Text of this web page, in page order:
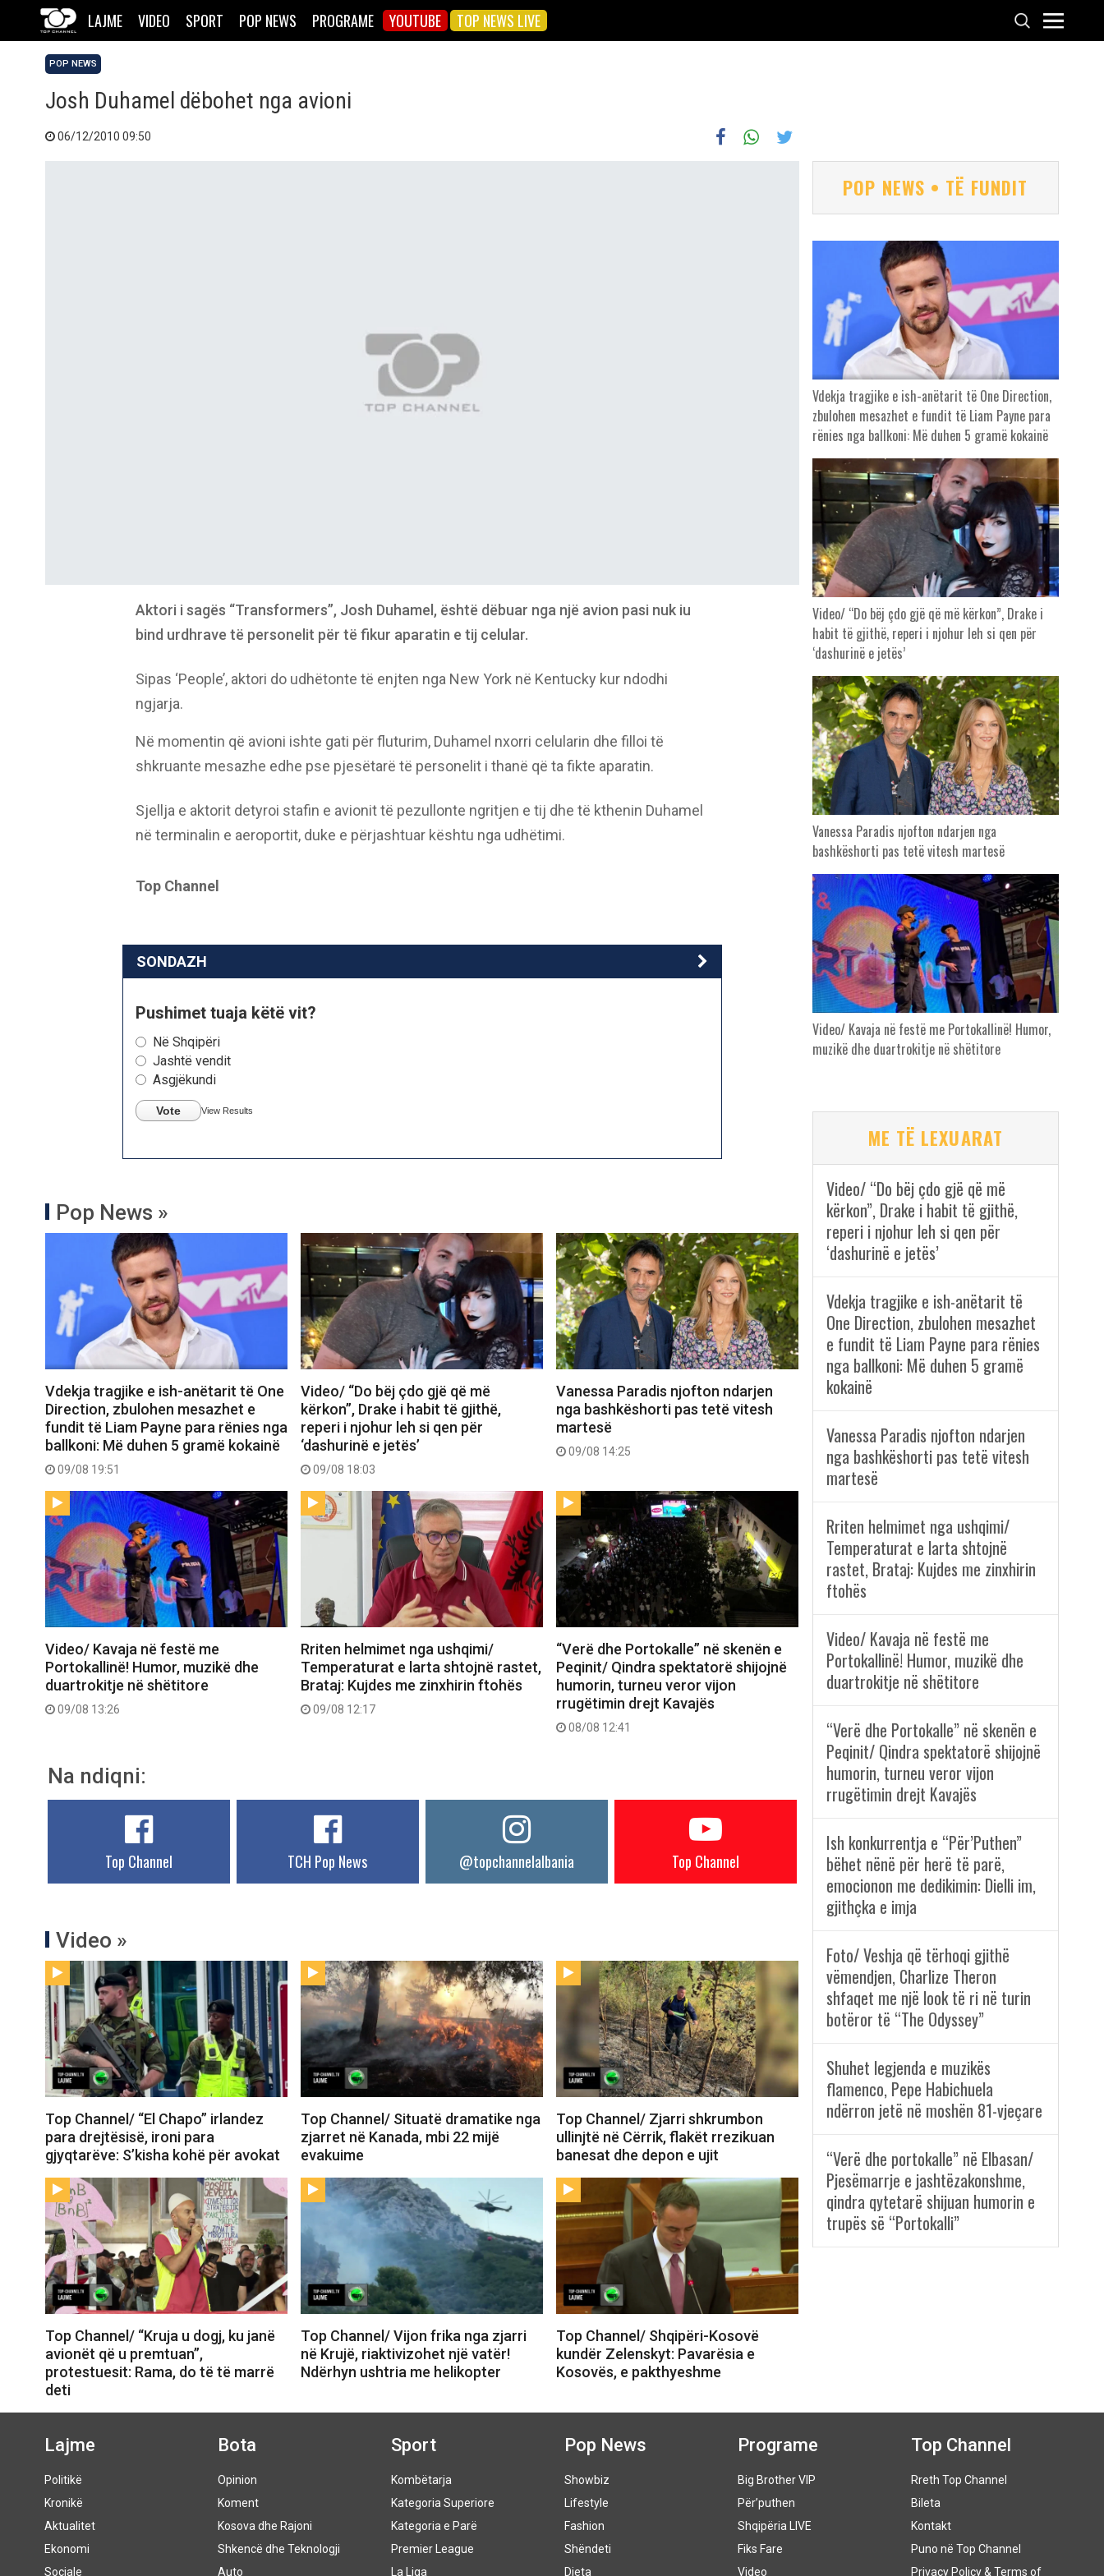
LAJME VIDEO SPORT POP NEWS PROGRAME YOUTUBE TOP NEWS LIVE
POP NEWS
Josh Duhamel dëbohet nga avioni
06/12/2010 09:50
Aktori i sagës “Transformers”, Josh Duhamel, është dëbuar nga një avion pasi nuk iu
bind urdhrave të personelit për të fikur aparatin e tij celular.
Sipas ‘People’, aktori do udhëtonte të enjten nga New York në Kentucky kur ndodhi
ngjarja.
Në momentin që avioni ishte gati për fluturim, Duhamel nxorri celularin dhe filloi të
shkruante mesazhe edhe pse pjesëtarë të personelit i thanë që ta fikte aparatin.
Sjellja e aktorit detyroi stafin e avionit të pezullonte ngritjen e tij dhe të kthenin Duhamel
në terminalin e aeroportit, duke e përjashtuar kështu nga udhëtimi.
Top Channel
SONDAZH
Pushimet tuaja këtë vit?
Në Shqipëri
Jashtë vendit
Asgjëkundi
Vote View Results
Pop News »
Vdekja tragjike e ish-anëtarit të One
Direction, zbulohen mesazhet e
fundit të Liam Payne para rënies nga
ballkoni: Më duhen 5 gramë kokainë
09/08 19:51
Video/ “Do bëj çdo gjë që më
kërkon”, Drake i habit të gjithë,
reperi i njohur leh si qen për
‘dashurinë e jetës’
09/08 18:03
Vanessa Paradis njofton ndarjen
nga bashkëshorti pas tetë vitesh
martesë
09/08 14:25
Video/ Kavaja në festë me
Portokallinë! Humor, muzikë dhe
duartrokitje në shëtitore
09/08 13:26
Rriten helmimet nga ushqimi/
Temperaturat e larta shtojnë rastet,
Brataj: Kujdes me zinxhirin ftohës
09/08 12:17
“Verë dhe Portokalle” në skenën e
Peqinit/ Qindra spektatorë shijojnë
humorin, turneu veror vijon
rrugëtimin drejt Kavajës
08/08 12:41
Na ndiqni:
Top Channel TCH Pop News @topchannelalbania Top Channel
Video »
Top Channel/ “El Chapo” irlandez
para drejtësisë, ironi para
gjyqtarëve: S’kisha kohë për avokat
Top Channel/ Situatë dramatike nga
zjarret në Kanada, mbi 22 mijë
evakuime
Top Channel/ Zjarri shkrumbon
ullinjtë në Cërrik, flakët rrezikuan
banesat dhe depon e ujit
Top Channel/ “Kruja u dogj, ku janë
avionët që u premtuan”,
protestuesit: Rama, do të të marrë
deti
Top Channel/ Vijon frika nga zjarri
në Krujë, riaktivizohet një vatër!
Ndërhyn ushtria me helikopter
Top Channel/ Shqipëri-Kosovë
kundër Zelenskyt: Pavarësia e
Kosovës, e pakthyeshme
POP NEWS • TË FUNDIT
Vdekja tragjike e ish-anëtarit të One Direction,
zbulohen mesazhet e fundit të Liam Payne para
rënies nga ballkoni: Më duhen 5 gramë kokainë
Video/ “Do bëj çdo gjë që më kërkon”, Drake i
habit të gjithë, reperi i njohur leh si qen për
‘dashurinë e jetës’
Vanessa Paradis njofton ndarjen nga
bashkëshorti pas tetë vitesh martesë
Video/ Kavaja në festë me Portokallinë! Humor,
muzikë dhe duartrokitje në shëtitore
ME TË LEXUARAT
Video/ “Do bëj çdo gjë që më
kërkon”, Drake i habit të gjithë,
reperi i njohur leh si qen për
‘dashurinë e jetës’
Vdekja tragjike e ish-anëtarit të
One Direction, zbulohen mesazhet
e fundit të Liam Payne para rënies
nga ballkoni: Më duhen 5 gramë
kokainë
Vanessa Paradis njofton ndarjen
nga bashkëshorti pas tetë vitesh
martesë
Rriten helmimet nga ushqimi/
Temperaturat e larta shtojnë
rastet, Brataj: Kujdes me zinxhirin
ftohës
Video/ Kavaja në festë me
Portokallinë! Humor, muzikë dhe
duartrokitje në shëtitore
“Verë dhe Portokalle” në skenën e
Peqinit/ Qindra spektatorë shijojnë
humorin, turneu veror vijon
rrugëtimin drejt Kavajës
Ish konkurrentja e “Për’Puthen”
bëhet nënë për herë të parë,
emocionon me dedikimin: Dielli im,
gjithçka e imja
Foto/ Veshja që tërhoqi gjithë
vëmendjen, Charlize Theron
shfaqet me një look të ri në turin
botëror të “The Odyssey”
Shuhet legjenda e muzikës
flamenco, Pepe Habichuela
ndërron jetë në moshën 81-vjeçare
“Verë dhe portokalle” në Elbasan/
Pjesëmarrje e jashtëzakonshme,
qindra qytetarë shijuan humorin e
trupës së “Portokalli”
Lajme
Politikë
Kronikë
Aktualitet
Ekonomi
Sociale
Bota
Opinion
Koment
Kosova dhe Rajoni
Shkencë dhe Teknologji
Auto
Sport
Kombëtarja
Kategoria Superiore
Kategoria e Parë
Premier League
La Liga
Pop News
Showbiz
Lifestyle
Fashion
Shëndeti
Dieta
Programe
Big Brother VIP
Për’puthen
Shqipëria LIVE
Fiks Fare
Video
Top Channel
Rreth Top Channel
Bileta
Kontakt
Puno në Top Channel
Privacy Policy & Terms of